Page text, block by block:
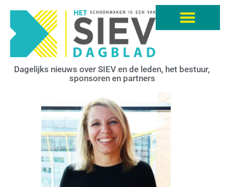
Dagelijks nieuws over SIEV en de leden, het bestuur,
sponsoren en partners